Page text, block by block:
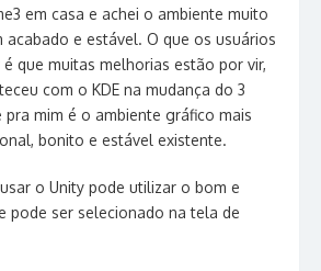
em casa e achei o ambiente muito
acabado e estável. O que os usuários
que muitas melhorias estão por vir,
com o KDE na mudança do 3
pra mim é o ambiente gráfico mais
bonito e estável existente.
o Unity pode utilizar o bom e
pode ser selecionado na tela de